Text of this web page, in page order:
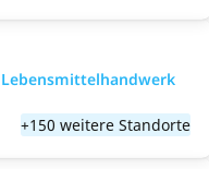
+150 weitere Standorte